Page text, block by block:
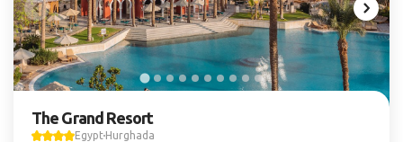
The Grand Resort
Egypt Hurghada